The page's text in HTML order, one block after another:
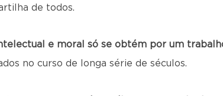
de todos.
e moral só se obtém por um
no curso de longa série de séculos.